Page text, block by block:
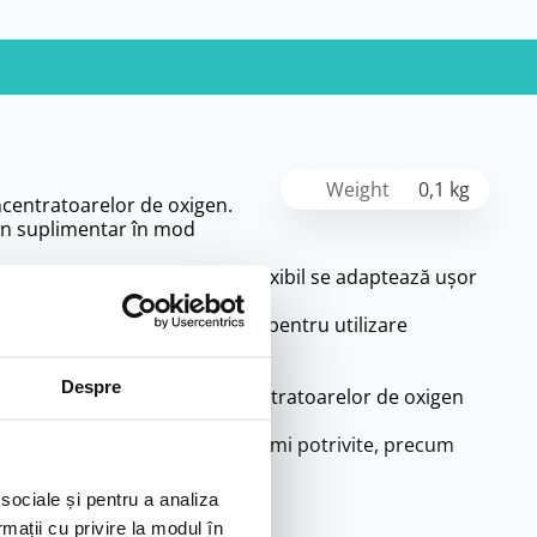
Despre
și pentru a analiza
cu privire la modul în
Weight 0,1 kg
de oxigen.
suplimentar în mod
în timpul utilizării. Tubul flexibil se adaptează ușor
în locuință.
Designul său este gândit pentru utilizare
cu majoritatea concentratoarelor de oxigen
Alegerea unei lungimi potrivite, precum